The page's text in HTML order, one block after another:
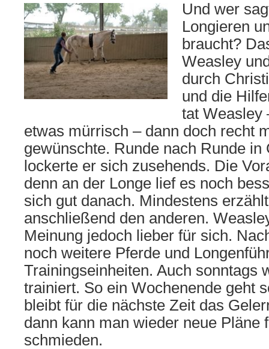
Und wer
Longieren
braucht?
Weasley
durch
und die
tat Weasley
etwas mürrisch – dann doch recht
gewünschte. Runde nach Runde in
lockerte er sich zusehends. Die
denn an der Longe lief es noch
sich gut danach. Mindestens
anschließend den anderen.
Meinung jedoch lieber für sich.
noch weitere Pferde und
Trainingseinheiten. Auch sonntags
trainiert. So ein Wochenende geht
bleibt für die nächste Zeit das
dann kann man wieder neue Pläne
schmieden.